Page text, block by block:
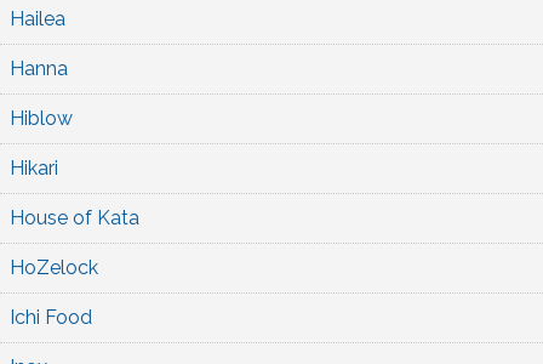
Hailea
Hanna
Hiblow
Hikari
House of Kata
HoZelock
Ichi Food